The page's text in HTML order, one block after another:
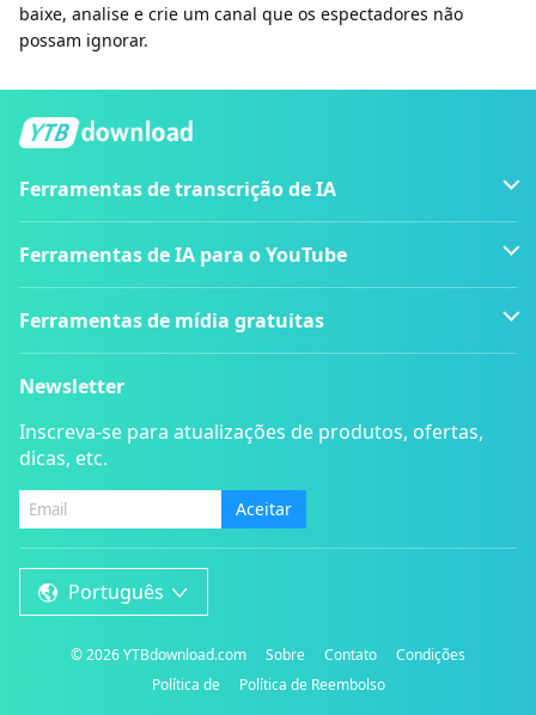
baixe, analise e crie um canal que os espectadores não
possam ignorar.
Ferramentas de transcrição de IA
Ferramentas de IA para o YouTube
Ferramentas de mídia gratuitas
Newsletter
Inscreva-se para atualizações de produtos, ofertas,
dicas, etc.
Aceitar
Português
©2026YTBdownload.com Sobre Contato
Condições
Política de
Política de Reembolso